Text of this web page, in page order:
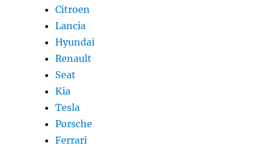
Citroen
Lancia
Hyundai
Renault
Seat
Kia
Tesla
Porsche
Ferrari